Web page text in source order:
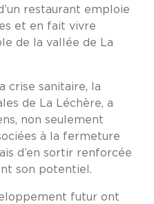
restaurant emploie
et en fait vivre
de la vallée de La
crise sanitaire, la
de La Léchère, a
non seulement
à la fermeture
d’en sortir renforcée
son potentiel.
futur ont